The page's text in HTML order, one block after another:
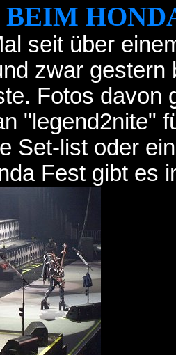
seit über
zwar
Fotos
"legend2nite"
Set-list oder
Fest gibt es